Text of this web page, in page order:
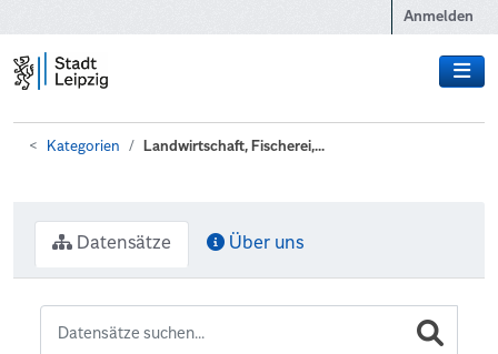
Anmelden
Kategorien Landwirtschaft, Fischerei,...
Datensätze Über uns